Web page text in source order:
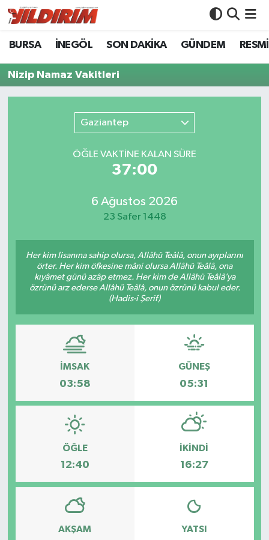
BURSA İNEGÖL SON DAKİKA GÜNDEM
Nizip Namaz Vakitleri
Gaziantep
ÖĞLE VAKTİNE KALAN SÜRE
37:00
6 Ağustos 2026
23 Safer 1448
Her kim lisanına sahip olursa, Allâhü Teâlâ, onun ayıplarını
örter. Her kim öfkesine mâni olursa Allâhü Teâlâ, ona
kıyâmet günü azâp etmez. Her kim de Allâhü Teâlâ’ya
özrünü arz ederse Allâhü Teâlâ, onun özrünü kabul eder.
(Hadis-i Şerif)
İMSAK
03:58
GÜNEŞ
05:31
ÖĞLE
12:40
İKINDI
16:27
AKŞAM YATSI
BURSA
İNEGÖL
KÖŞE YAZILARI
YAŞAM
SPOR
Bursa Nöbetçi Eczaneler
Bursa Hava Durumu
Süper Lig Puan Durumu ve Fikstür
Tüm Manşetler
Haber Arşivi